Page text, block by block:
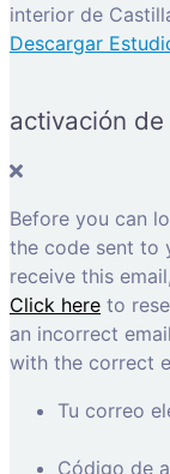
interior de
Descargar
activación de
Before you can
the code sent to
receive this
Click here to
an incorrect
with the correct
Tu correo
Código de